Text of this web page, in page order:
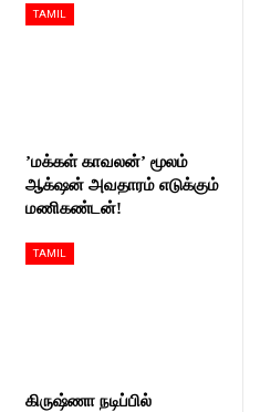
TAMIL
’மக்கள் காவலன்’ மூலம்
ஆக்‌ஷன் அவதாரம் எடுக்கும்
மணிகண்டன்!
TAMIL
கிருஷ்ணா நடிப்பில்